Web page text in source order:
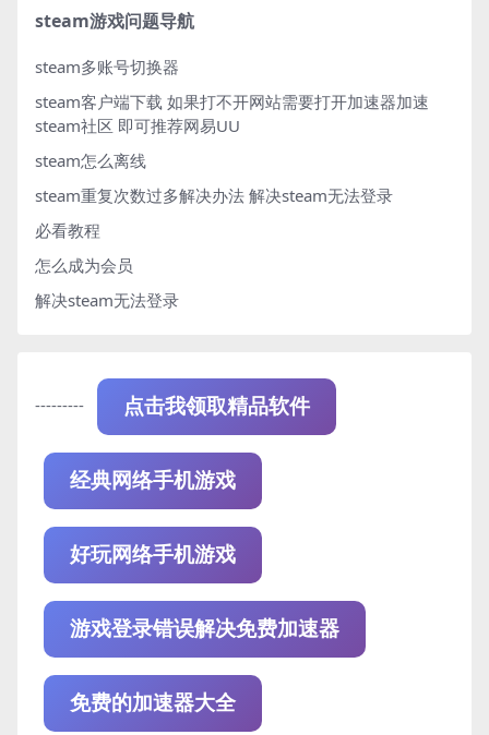
steam游戏问题导航
steam多账号切换器
steam客户端下载 如果打不开网站需要打开加速器加速
steam社区 即可推荐网易UU
steam怎么离线
steam重复次数过多解决办法 解决steam无法登录
必看教程
怎么成为会员
解决steam无法登录
--------- 点击我领取精品软件
经典网络手机游戏
好玩网络手机游戏
游戏登录错误解决免费加速器
免费的加速器大全